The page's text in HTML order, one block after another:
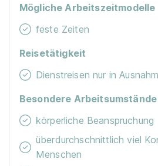
Mögliche Arbeitszeitmodelle
feste Zeiten
Reisetätigkeit
Dienstreisen nur in
Besondere Arbeitsumstände
körperliche Beanspruchung
überdurchschnittlich viel
Menschen